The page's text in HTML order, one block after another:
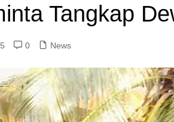
Tangkap
0 News